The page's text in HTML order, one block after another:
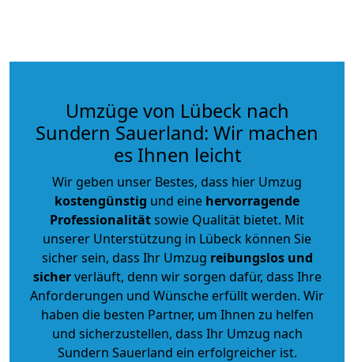
Umzüge von Lübeck nach
Sundern Sauerland: Wir machen
es Ihnen leicht
Wir geben unser Bestes, dass hier Umzug
kostengünstig und eine hervorragende
Professionalitätsowie Qualität bietet. Mit
unserer Unterstützung in Lübeck können Sie
sicher sein, dass Ihr Umzug reibungslos und
sicherverläuft, denn wir sorgen dafür, dass Ihre
Anforderungen und Wünsche erfüllt werden. Wir
haben die besten Partner, um Ihnen zu helfen
und sicherzustellen, dass Ihr Umzug nach
Sundern Sauerland ein erfolgreicher ist.